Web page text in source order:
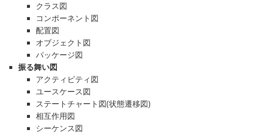
クラス図
コンポーネント図
配置図
オブジェクト図
パッケージ図
振る舞い図
アクティビティ図
ユースケース図
ステートチャート図(状態遷移図)
相互作用図
シーケンス図